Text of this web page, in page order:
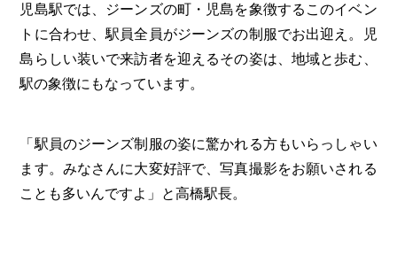
児島駅では、ジーンズの町・児島を象徴するこのイベン
トに合わせ、駅員全員がジーンズの制服でお出迎え。児
島らしい装いで来訪者を迎えるその姿は、地域と歩む、
駅の象徴にもなっています。
「駅員のジーンズ制服の姿に驚かれる方もいらっしゃい
ます。みなさんに大変好評で、写真撮影をお願いされる
ことも多いんですよ」と高橋駅長。